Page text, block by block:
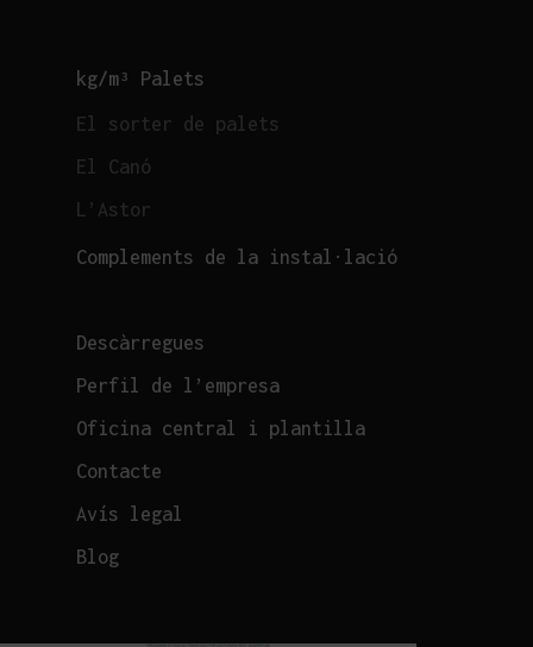
kg/m³ Palets
El sorter de palets
El Canó
L’Astor
Complements de la instal·lació
Descàrregues
Perfil de l’empresa
Oficina central i plantilla
Contacte
Avís legal
Blog